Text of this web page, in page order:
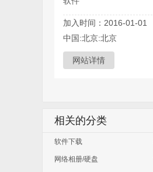
加入时间：2016-01-01
中国:北京:北京
网站详情
相关的分类
软件下载
网络相册/硬盘